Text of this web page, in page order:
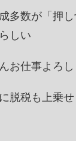
多数が「押
しい
お仕事よろ
脱税も上乗